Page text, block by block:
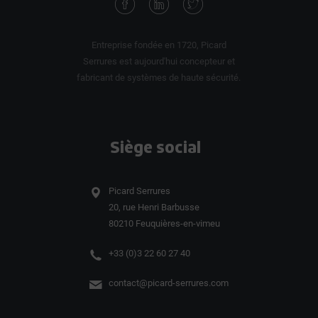
Siège social
Picard Serrures
20, rue Henri Barbusse
80210 Feuquières-en-vimeu
+33 (0)3 22 60 27 40
contact@picard-serrures.com
Entreprise fondée en 1720, Picard
Serrures est aujourd'hui concepteur et
fabricant de systèmes de haute sécurité.